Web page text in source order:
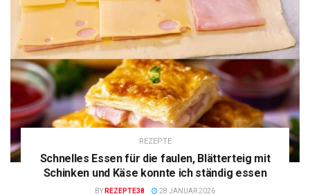
REZEPTE
Schnelles Essen für die faulen, Blätterteig mit
Schinken und Käse konnte ich ständig essen
BY REZEPTE38 28 JANUAR 2026